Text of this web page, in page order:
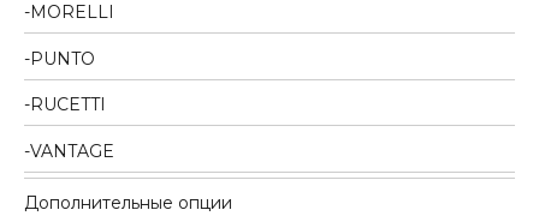
MORELLI
PUNTO
RUCETTI
VANTAGE
Дополнительные опции